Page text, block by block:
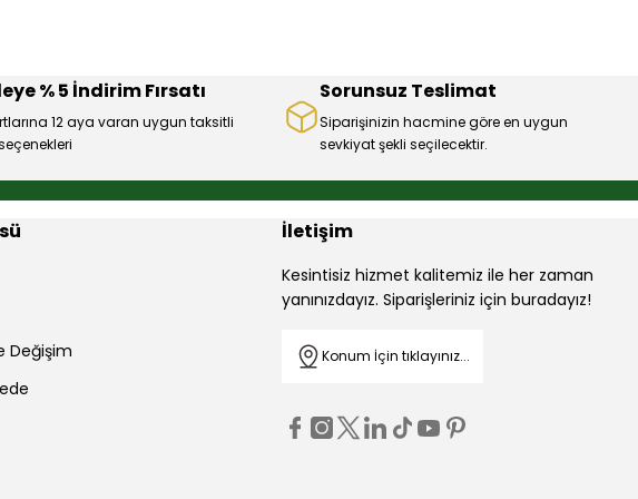
% 5 İndirim Fırsatı
12 aya varan uygun taksitli
Sorunsuz Teslimat
Siparişinizin hacmine göre en uygun
sevkiyat şekli seçilecektir.
Değişim
İletişim
Kesintisiz hizmet kalitemiz ile her zaman
yanınızdayız. Siparişleriniz için buradayız!
Konum İçin tıklayınız...